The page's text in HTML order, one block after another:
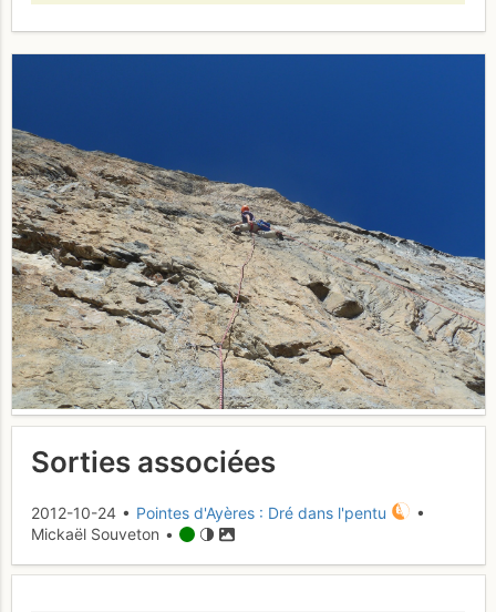
Sorties associées
2012-10-24 • Pointes d'Ayères : Dré dans l'pentu
•
Mickaël Souveton •